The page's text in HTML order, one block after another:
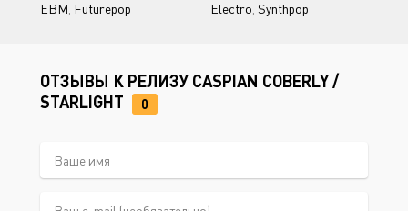
EBM Futurepop Electro Synthpop
ОТЗЫВЫ К РЕЛИЗУ CASPIAN COBERLY /
STARLIGHT
0